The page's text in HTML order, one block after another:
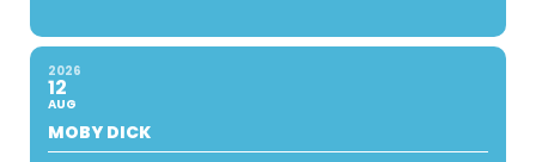
2026
12
AUG
MOBY DICK